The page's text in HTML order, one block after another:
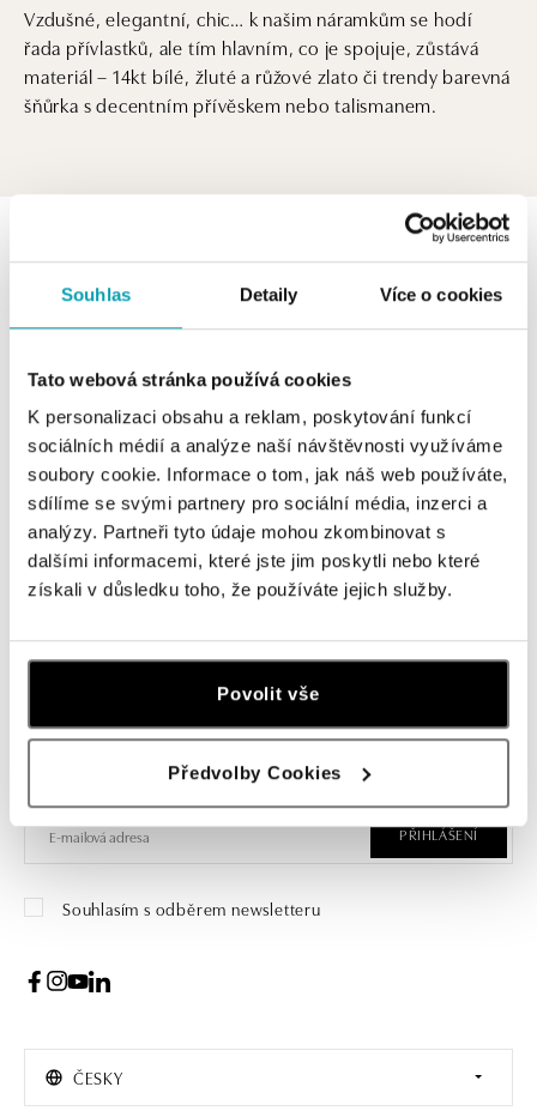
Souhlas Detaily Více o cookies
Tato webová stránka používá cookies
K personalizaci obsahu a reklam, poskytování funkcí
sociálních médií a analýze naší návštěvnosti využíváme
soubory cookie. Informace o tom, jak náš web používáte,
sdílíme se svými partnery pro sociální média, inzerci a
analýzy. Partneři tyto údaje mohou zkombinovat s
dalšími informacemi, které jste jim poskytli nebo které
získali v důsledku toho, že používáte jejich služby.
Povolit vše
Předvolby Cookies
Vzdušné, elegantní, chic… k našim náramkům se hodí
řada přívlastků, ale tím hlavním, co je spojuje, zůstává
materiál – 14kt bílé, žluté a růžové zlato či trendy barevná
šňůrka s decentním přívěskem nebo talismanem.
FILTR
V katalogu nejsou žádné produkty.
Vzdušné, elegantní, chic… k našim náramkům se hodí
řada přívlastků, ale tím hlavním, co je spojuje, zůstává
materiál – 14kt bílé, žluté a růžové zlato či trendy barevná
šňůrka s decentním přívěskem nebo talismanem.
Přihlášení k odběru newsletteru
Objevte nejnovější kolekce, novinky a exkluzivní produkty.
PŘIHLÁŠENÍ
Souhlasím s odběrem newsletteru
ČESKY